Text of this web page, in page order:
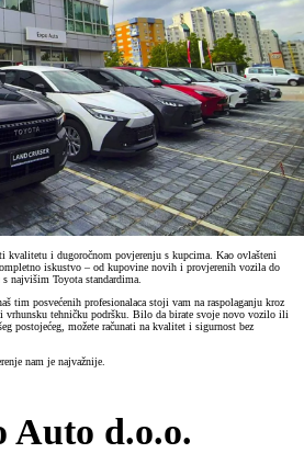
kvalitetu i dugoročnom povjerenju s kupcima. Kao ovlašteni
iskustvo – od kupovine novih i provjerenih vozila do
najvišim Toyota standardima.
tim posvećenih profesionalaca stoji vam na raspolaganju kroz
vrhunsku tehničku podršku. Bilo da birate svoje novo vozilo ili
postojećeg, možete računati na kvalitet i sigurnost bez
nam je najvažnije.
Auto d.o.o.